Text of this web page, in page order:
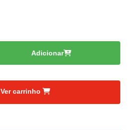
Adicionar
Ver carrinho